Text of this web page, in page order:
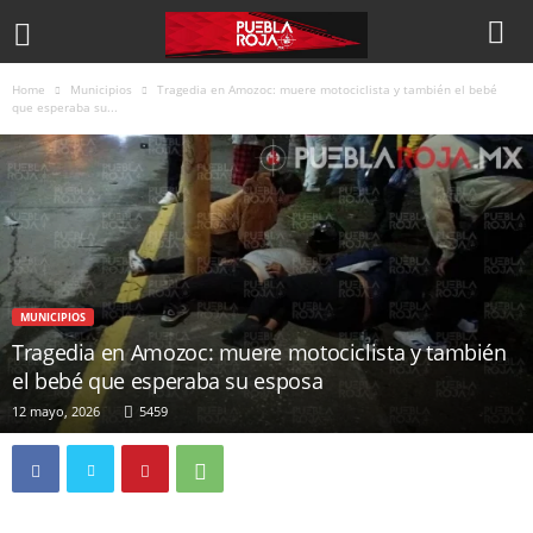
Home Municipios
Tragedia en Amozoc: muere motociclista y también el bebé
que esperaba su...
MUNICIPIOS
Tragedia en Amozoc: muere motociclista y también
el bebé que esperaba su esposa
12 mayo, 2026 5459